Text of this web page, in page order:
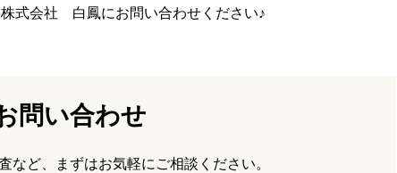
式会社 白鳳にお問い合わせください♪
問い合わせ
など、まずはお気軽にご相談ください。